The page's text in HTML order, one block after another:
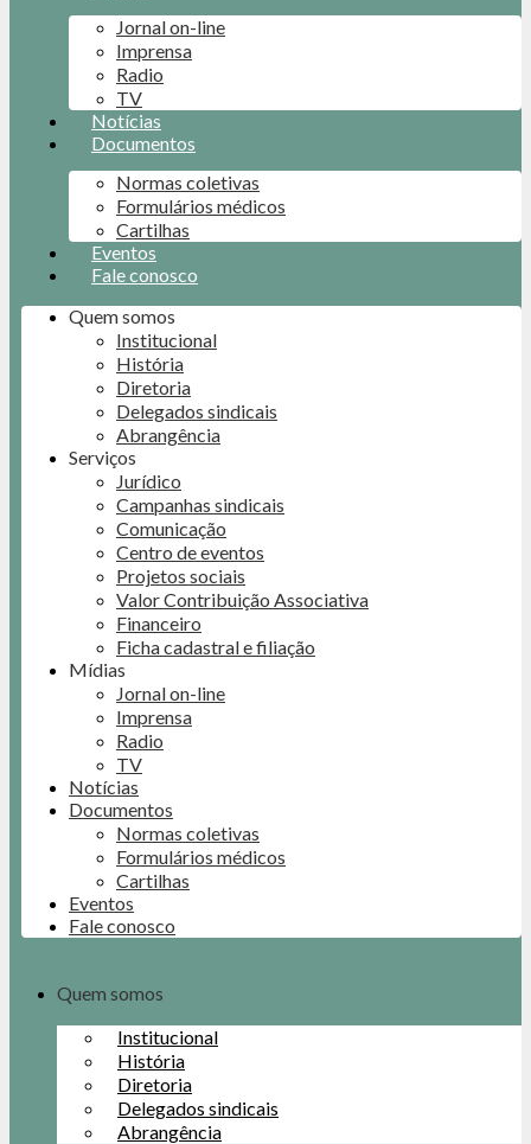
Jornal on-line
Imprensa
Radio
TV
Notícias
Documentos
Normas coletivas
Formulários médicos
Cartilhas
Eventos
Fale conosco
Quem somos
Institucional
História
Diretoria
Delegados sindicais
Abrangência
Serviços
Jurídico
Campanhas sindicais
Comunicação
Centro de eventos
Projetos sociais
Valor Contribuição Associativa
Financeiro
Ficha cadastral e filiação
Mídias
Jornal on-line
Imprensa
Radio
TV
Notícias
Documentos
Normas coletivas
Formulários médicos
Cartilhas
Eventos
Fale conosco
Quem somos
Institucional
História
Diretoria
Delegados sindicais
Abrangência